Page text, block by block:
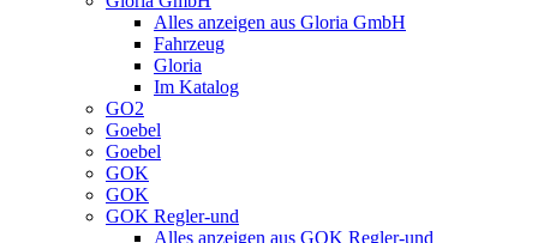
Alles anzeigen aus Gloria GmbH
Fahrzeug
Gloria
Im Katalog
GO2
Goebel
Goebel
GOK
GOK
GOK Regler-und
Alles anzeigen aus GOK Regler-und